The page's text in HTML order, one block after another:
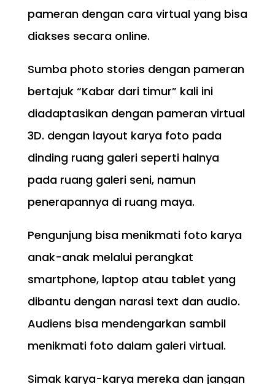
pameran dengan cara virtual yang bisa
diakses secara online.
Sumba photo stories dengan pameran
bertajuk “Kabar dari timur” kali ini
diadaptasikan dengan pameran virtual
3D. dengan layout karya foto pada
dinding ruang galeri seperti halnya
pada ruang galeri seni, namun
penerapannya di ruang maya.
Pengunjung bisa menikmati foto karya
anak-anak melalui perangkat
smartphone, laptop atau tablet yang
dibantu dengan narasi text dan audio.
Audiens bisa mendengarkan sambil
menikmati foto dalam galeri virtual.
Simak karya-karya mereka dan jangan